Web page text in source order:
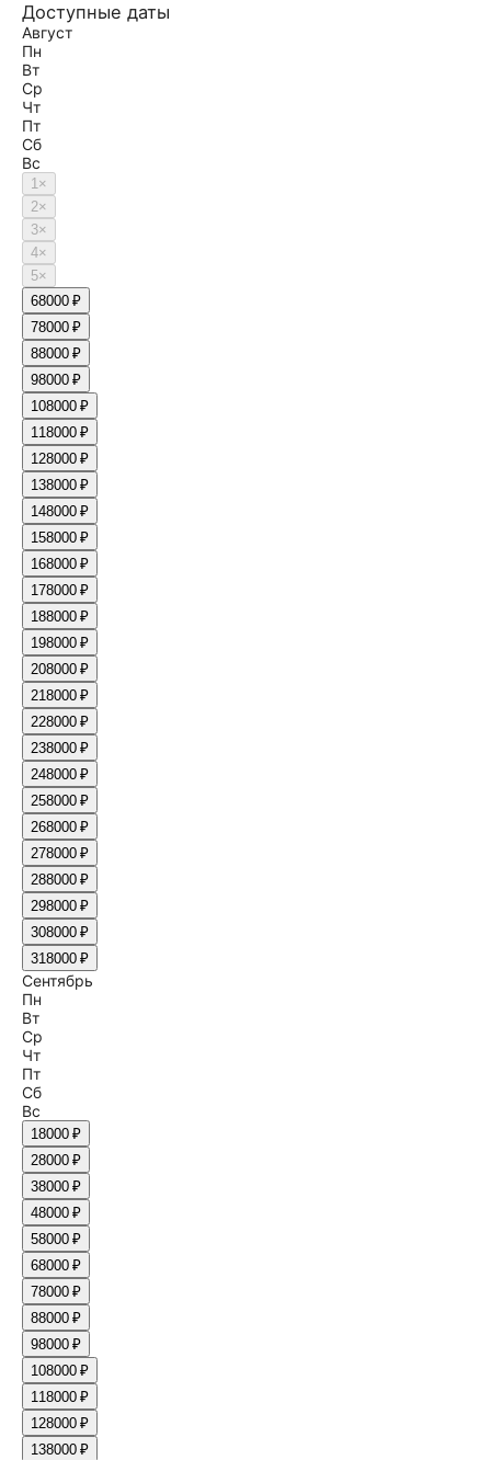
Доступные даты
Август
Пн
Вт
Ср
Чт
Пт
Сб
Вс
1×
2×
3×
4×
5×
68000 ₽
78000 ₽
88000 ₽
98000 ₽
108000 ₽
118000 ₽
128000 ₽
138000 ₽
148000 ₽
158000 ₽
168000 ₽
178000 ₽
188000 ₽
198000 ₽
208000 ₽
218000 ₽
228000 ₽
238000 ₽
248000 ₽
258000 ₽
268000 ₽
278000 ₽
288000 ₽
298000 ₽
308000 ₽
318000 ₽
Сентябрь
Пн
Вт
Ср
Чт
Пт
Сб
Вс
18000 ₽
28000 ₽
38000 ₽
48000 ₽
58000 ₽
68000 ₽
78000 ₽
88000 ₽
98000 ₽
108000 ₽
118000 ₽
128000 ₽
138000 ₽